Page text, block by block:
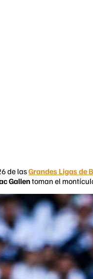
de lasGrandes Ligas de
Gallentoman el